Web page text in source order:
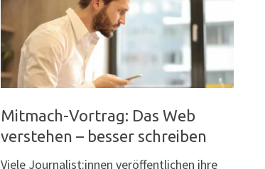
Mitmach-Vortrag: Das Web
verstehen – besser schreiben
Viele Journalist:innen veröffentlichen ihre